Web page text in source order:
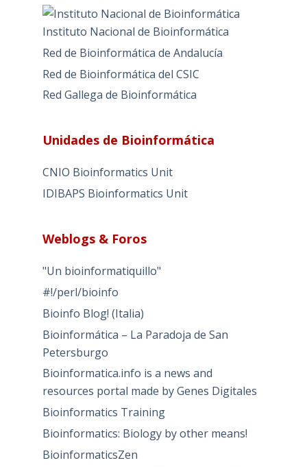
Instituto Nacional de Bioinformática
Red de Bioinformática de Andalucía
Red de Bioinformática del CSIC
Red Gallega de Bioinformática
Unidades de Bioinformática
CNIO Bioinformatics Unit
IDIBAPS Bioinformatics Unit
Weblogs & Foros
"Un bioinformatiquillo"
#!/perl/bioinfo
Bioinfo Blog! (Italia)
Bioinformática – La Paradoja de San
Petersburgo
Bioinformatica.info is a news and
resources portal made by Genes Digitales
Bioinformatics Training
Bioinformatics: Biology by other means!
BioinformaticsZen